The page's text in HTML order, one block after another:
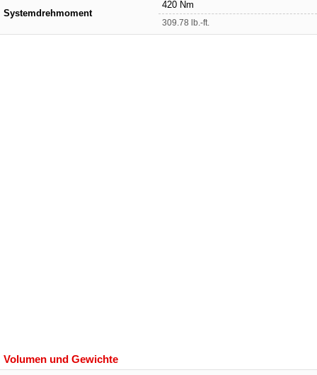
Systemdrehmoment
420 Nm
309.78 lb.-ft.
Volumen und Gewichte